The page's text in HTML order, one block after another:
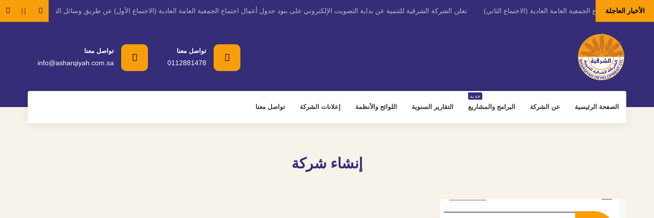
الأخبار العاجلة
عن نتائج اجتماع الجمعية العامة العادية (الاجتماع الثاني) تعلن الشركة الشرقية للتنمية عن بداية التصويت الإلكتروني على بنود جدول أعمال اجتماع الجمعية العامة العادية (الاجتماع الأول) عن طريق وسائل التقنية الحديثة
عن حصولها على ترخيص لإنتاج تقاوي البطاطس وإكثارها
تواصل معنا
0112881478
تواصل معنا
info@asharqiyah.com.sa
الصفحة الرئيسية عن الشركة البرامج والمشاريع
جديد
التقارير السنوية اللوائح والأنظمة إعلانات الشركة تواصل معنا
إنشاء شركة